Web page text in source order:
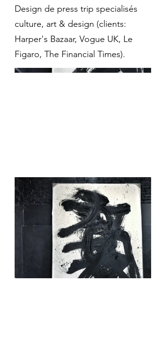
Design de press trip specialisés
culture, art & design (clients:
Harper's Bazaar, Vogue UK, Le
Figaro, The Financial Times).